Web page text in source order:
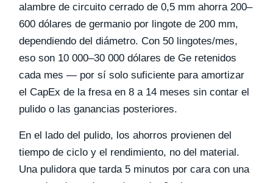
alambre de circuito cerrado de 0,5 mm ahorra 200–
600 dólares de germanio por lingote de 200 mm,
dependiendo del diámetro. Con 50 lingotes/mes,
eso son 10 000–30 000 dólares de Ge retenidos
cada mes — por sí solo suficiente para amortizar
el CapEx de la fresa en 8 a 14 meses sin contar el
pulido o las ganancias posteriores.
En el lado del pulido, los ahorros provienen del
tiempo de ciclo y el rendimiento, no del material.
Una pulidora que tarda 5 minutos por cara con una